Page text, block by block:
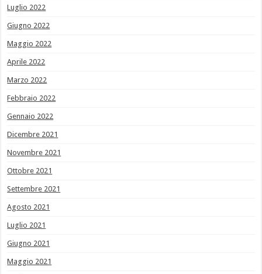
Luglio 2022
Giugno 2022
Maggio 2022
Aprile 2022
Marzo 2022
Febbraio 2022
Gennaio 2022
Dicembre 2021
Novembre 2021
Ottobre 2021
Settembre 2021
Agosto 2021
Luglio 2021
Giugno 2021
Maggio 2021